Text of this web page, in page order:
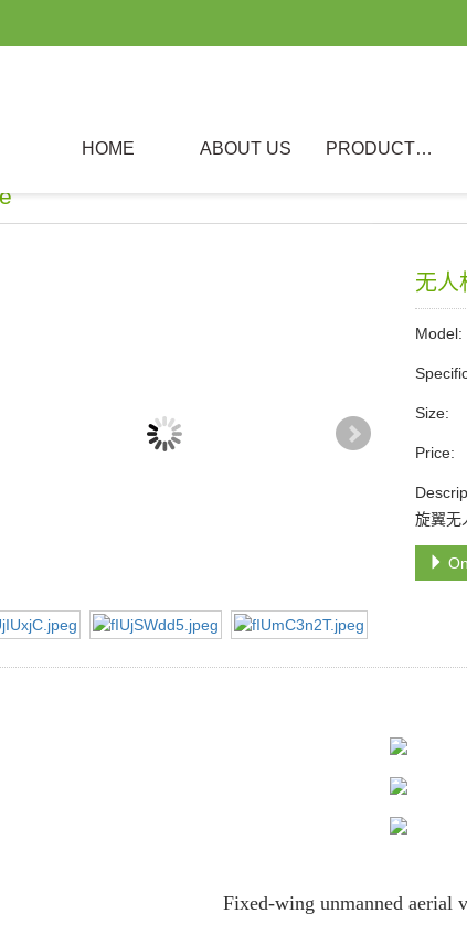
HOME ABOUT US PRODUCTS
无人
Model:
Size:
Price:
旋翼无
Fixed-wing unmanned aerial